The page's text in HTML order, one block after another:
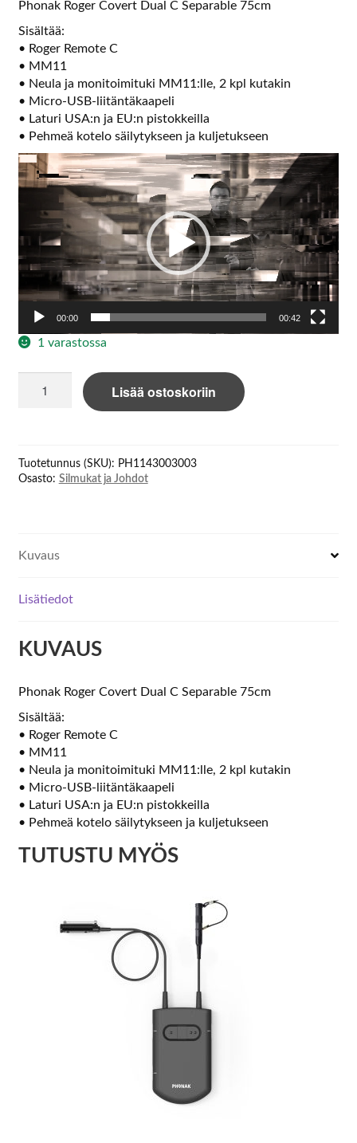
Phonak Roger Covert Dual C Separable 75cm
Sisältää:
• Roger Remote C
• MM11
• Neula ja monitoimituki MM11:lle, 2 kpl kutakin
• Micro-USB-liitäntäkaapeli
• Laturi USA:n ja EU:n pistokkeilla
• Pehmeä kotelo säilytykseen ja kuljetukseen
Videotoistin
00:00 00:42
1 varastossa
Roger
Separable
75cm
Lisää ostoskoriin
Tuotetunnus (SKU): PH1143003003
Osasto: Silmukat ja Johdot
Kuvaus
Lisätiedot
KUVAUS
Phonak Roger Covert Dual C Separable 75cm
Sisältää:
• Roger Remote C
• MM11
• Neula ja monitoimituki MM11:lle, 2 kpl kutakin
• Micro-USB-liitäntäkaapeli
• Laturi USA:n ja EU:n pistokkeilla
• Pehmeä kotelo säilytykseen ja kuljetukseen
TUTUSTU MYÖS